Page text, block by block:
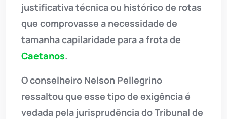
justificativa técnica ou histórico de rotas
que comprovasse a necessidade de
tamanha capilaridade para a frota de
Caetanos.
O conselheiro Nelson Pellegrino
ressaltou que esse tipo de exigência é
vedada pela jurisprudência do Tribunal de